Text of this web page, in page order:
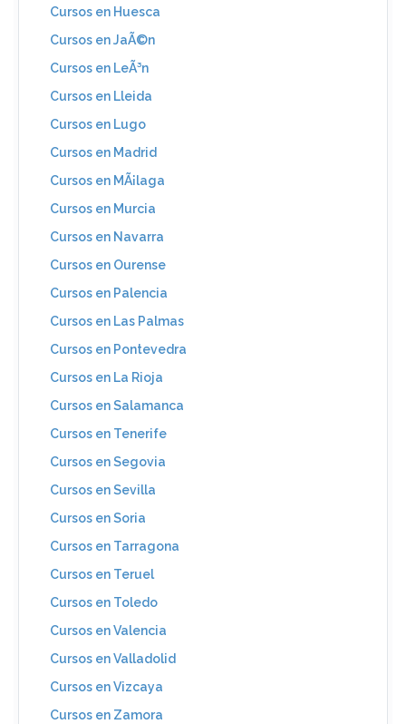
Cursos en Huesca
Cursos en JaÃ©n
Cursos en LeÃ³n
Cursos en Lleida
Cursos en Lugo
Cursos en Madrid
Cursos en MÃ¡laga
Cursos en Murcia
Cursos en Navarra
Cursos en Ourense
Cursos en Palencia
Cursos en Las Palmas
Cursos en Pontevedra
Cursos en La Rioja
Cursos en Salamanca
Cursos en Tenerife
Cursos en Segovia
Cursos en Sevilla
Cursos en Soria
Cursos en Tarragona
Cursos en Teruel
Cursos en Toledo
Cursos en Valencia
Cursos en Valladolid
Cursos en Vizcaya
Cursos en Zamora